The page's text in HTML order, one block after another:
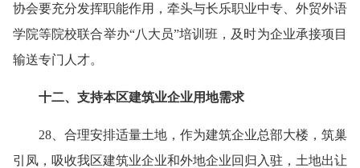
协会要充分发挥职能作用，牵头与长乐职业中专、外贸外语
学院等院校联合举办“八大员”培训班，及时为企业承接项目
输送专门人才。
十二、支持本区建筑业企业用地需求
28、合理安排适量土地，作为建筑企业总部大楼，筑巢
引凤，吸收我区建筑业企业和外地企业回归入驻，土地出让